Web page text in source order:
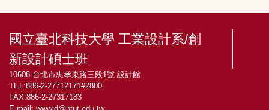
國立臺北科技大學 工業設計系/創
新設計碩士班
10608 台北市忠孝東路三段1號 設計館
TEL:886-2-27712171#2800
FAX:886-2-27317183